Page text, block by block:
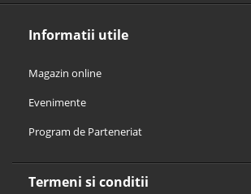
Informatii utile
Magazin online
Evenimente
Program de Parteneriat
Termeni si conditii